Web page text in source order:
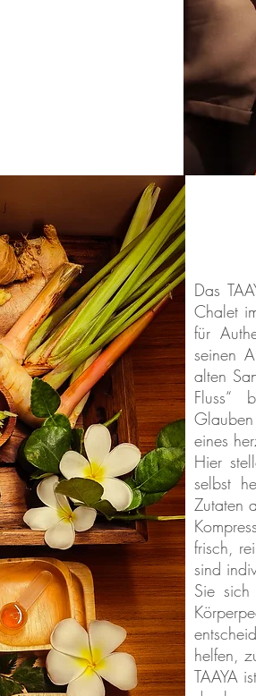
Das
Chalet
für
seinen
alten
Fluss“
eines
Hier
selbst
Zutaten
frisch,
sind
Sie sich
helfen,
TAAYA